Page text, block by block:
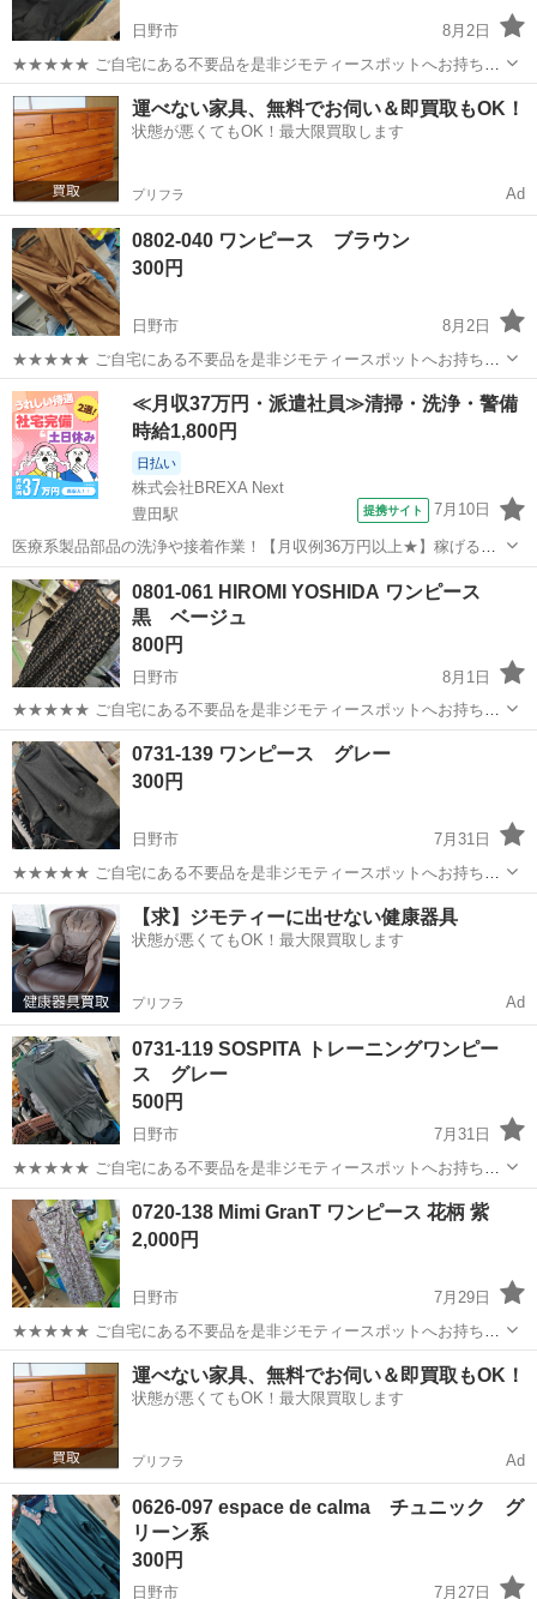
日野市
8月2日
★★★★★ ご自宅にある不要品を是非ジモティースポットへお持ち込
みしませんか？ 家電や家具、レジャー用品などが無料でまとめて持ち
込めます！ ※詳細はこちらのページをご確認ください。
https://jmty.jp/a...
東京 日野市 ワンピース 現地
運べない家具、無料でお伺い＆即買取もOK！
状態が悪くてもOK！最大限買取します
プリフラ Ad
0802-040 ワンピース ブラウン
300円
日野市
8月2日
★★★★★ ご自宅にある不要品を是非ジモティースポットへお持ち込
みしませんか？ 家電や家具、レジャー用品などが無料でまとめて持ち
込めます！ ※詳細はこちらのページをご確認ください。
https://jmty.jp/a...
東京 日野市 ワンピース 現地
≪月収37万円・派遣社員≫清掃・洗浄・警備
時給1,800円
日払い
株式会社BREXA Next
豊田駅
提携サイト 7月10日
医療系製品部品の洗浄や接着作業！【月収例36万円以上★】稼げる夜
勤！土日祝休み！年間休日138日でお休みたっぷり◎自社正社員登用制
度あり！20代～30代の男女活躍中★《東京都日野市》 人気の工場のお
仕事 ◇医療系製品部品の...
東京 日野市
0801-061 HIROMI YOSHIDA ワンピース
黒 ベージュ
800円
日野市
8月1日
★★★★★ ご自宅にある不要品を是非ジモティースポットへお持ち込
みしませんか？ 家電や家具、レジャー用品などが無料でまとめて持ち
込めます！ ※詳細はこちらのページをご確認ください。
https://jmty.jp/a...
東京 日野市 現地
0731-139 ワンピース グレー
300円
日野市
7月31日
★★★★★ ご自宅にある不要品を是非ジモティースポットへお持ち込
みしませんか？ 家電や家具、レジャー用品などが無料でまとめて持ち
込めます！ ※詳細はこちらのページをご確認ください。
https://jmty.jp/a...
東京 日野市 ワンピース
【求】ジモティーに出せない健康器具
状態が悪くてもOK！最大限買取します
プリフラ Ad
0731-119 SOSPITA トレーニングワンピー
ス グレー
500円
日野市
7月31日
★★★★★ ご自宅にある不要品を是非ジモティースポットへお持ち込
みしませんか？ 家電や家具、レジャー用品などが無料でまとめて持ち
込めます！ ※詳細はこちらのページをご確認ください。
https://jmty.jp/a...
東京 日野市
0720-138 Mimi GranT ワンピース 花柄 紫
2,000円
日野市
7月29日
★★★★★ ご自宅にある不要品を是非ジモティースポットへお持ち込
みしませんか？ 家電や家具、レジャー用品などが無料でまとめて持ち
込めます！ ※詳細はこちらのページをご確認ください。
https://jmty.jp/a...
東京 日野市 ワンピース 現地
運べない家具、無料でお伺い＆即買取もOK！
状態が悪くてもOK！最大限買取します
プリフラ Ad
0626-097 espace de calma チュニック グ
リーン系
300円
日野市 7月27日